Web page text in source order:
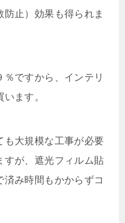
止）効果も得られま
ですから、インテリ
ます。
も大規模な工事が必要
すが、遮光フィルム貼
済み時間もかからずコ